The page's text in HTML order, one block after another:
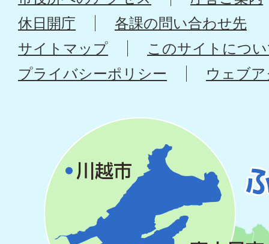
休日開庁
各課の問い合わせ先
サイトマップ
このサイトにつ
プライバシーポリシー
ウェブ